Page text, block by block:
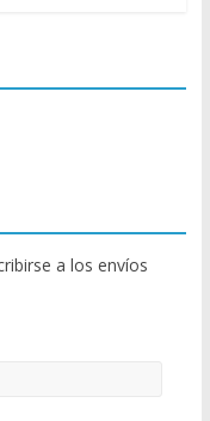
a los envíos